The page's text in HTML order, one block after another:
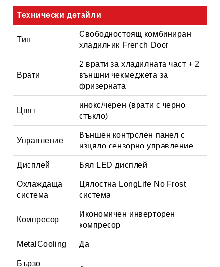
Технически детайли
Тип
Свободностоящ комбиниран
хладилник French Door
Врати
2 врати за хладилната част + 2
външни чекмеджета за
фризерната
Цвят
инокс/черен (врати с черно
стъкло)
Управление
Външен контролен панел с
изцяло сензорно управление
Дисплей Бял LED дисплей
Охлаждаща
система
Цялостна LongLife No Frost
система
Компресор
Икономичен инверторен
компресор
MetalCooling Да
Бързо